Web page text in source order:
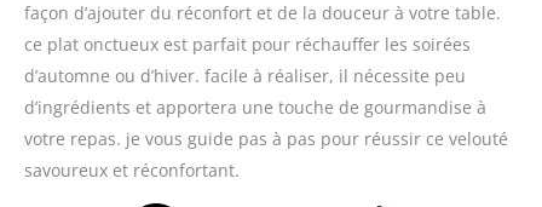
façon d’ajouter du réconfort et de la douceur à votre table.
ce plat onctueux est parfait pour réchauffer les soirées
d’automne ou d’hiver. facile à réaliser, il nécessite peu
d’ingrédients et apportera une touche de gourmandise à
votre repas. je vous guide pas à pas pour réussir ce velouté
savoureux et réconfortant.